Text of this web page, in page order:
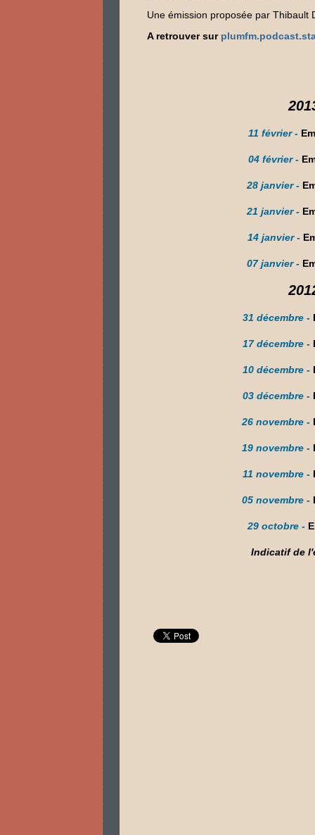
Une émission proposée par Thibault
A retrouver sur
11 février -
04 février -
28 janvier -
21 janvier -
14 janvier -
07 janvier -
31 décembre -
17 décembre -
10 décembre -
03 décembre -
26 novembre -
19 novembre -
11 novembre -
05 novembre -
29 octobre -
Indicatif de